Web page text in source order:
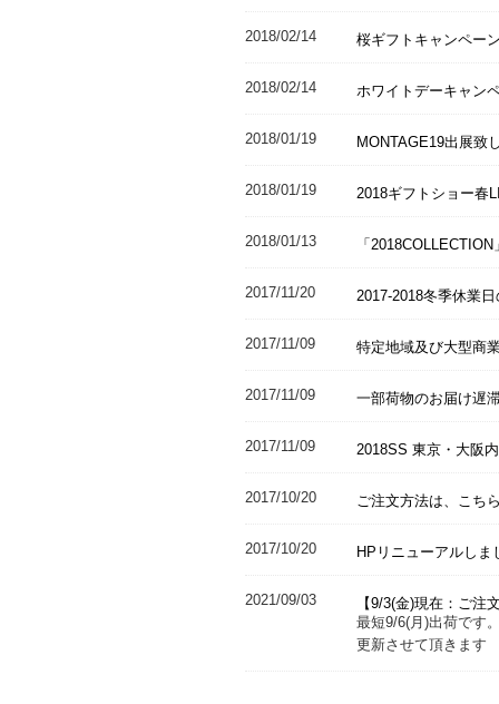
2018/02/14 桜ギフトキャンペー
2018/02/14 ホワイトデーキャン
2018/01/19 MONTAGE19出展致
2018/01/19 2018ギフトショー春
2018/01/13 「
2017/11/20 2017-2018冬季休業
2017/11/09 特定地域及び大型商
2017/11/09 一部荷物のお届け遅
2017/11/09 2018SS 東京・大阪
2017/10/20 ご注文方法は、こち
2017/10/20 HPリニューアルしま
2021/09/03
【9/3(金)現在：ご注
最短9/6(月)出荷です
更新させて頂きます